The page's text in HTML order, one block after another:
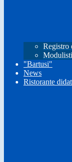
Registro
"Bartusi"
News
Ristorante